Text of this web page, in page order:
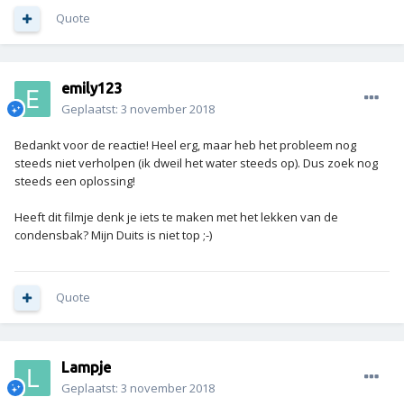
Quote
emily123
Geplaatst: 3 november 2018
Bedankt voor de reactie! Heel erg, maar heb het probleem nog
steeds niet verholpen (ik dweil het water steeds op). Dus zoek nog
steeds een oplossing!
Heeft dit filmje denk je iets te maken met het lekken van de
condensbak? Mijn Duits is niet top ;-)
Quote
Lampje
Geplaatst: 3 november 2018